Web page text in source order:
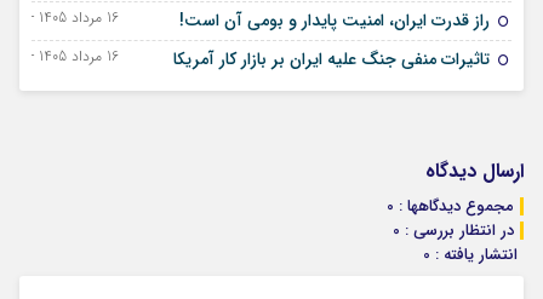
راز قدرت ایران، امنیت پایدار و بومی آن است! 16 مرداد 1405 - 07 اوت 2026
تاثیرات منفی جنگ علیه ایران بر بازار کار آمریکا 16 مرداد 1405 - 07 اوت 2026
ارسال دیدگاه
مجموع دیدگاهها : 0
در انتظار بررسی : 0
انتشار یافته : 0